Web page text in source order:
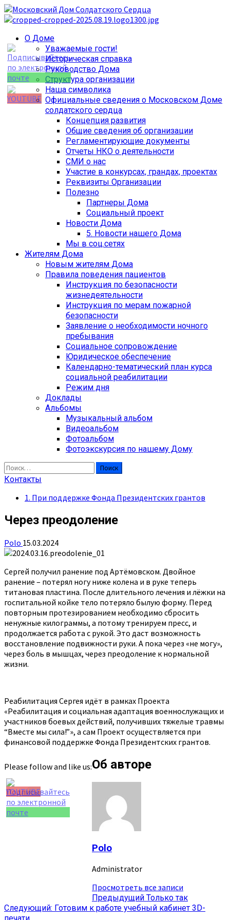
Перейти
к
Основное
меню
О Доме
Уважаемые гости!
Историческая справка
Руководство Дома
Структура организации
Наша символика
Официальные сведения о Московском Доме
солдатского сердца
Концепция развития
Общие сведения об организации
Регламентирующие документы
Отчеты НКО о деятельности
СМИ о нас
Участие в конкурсах, грандах, проектах
Реквизиты Организации
Полезно
Партнеры Дома
Социальный проект
Новости Дома
5. Новости нашего Дома
Мы в соц.сетях
Жителям Дома
Новым жителям Дома
Правила поведения пациентов
Инструкция по безопасности
жизнедеятельности
Инструкция по мерам пожарной
безопасности
Заявление о необходимости ночного
пребывания
Социальное сопровождение
Юридическое обеспечение
Календарно-тематический план курса
социальной реабилитации
Режим дня
Доклады
Альбомы
Музыкальный альбом
Видеоальбом
Фотоальбом
Фотоэкскурсия по нашему Дому
Найти:
Контакты
1. При поддержке Фонда Президентских грантов
Через преодоление
Polo 15.03.2024
Сергей получил ранение под Артёмовском. Двойное
ранение – потерял ногу ниже колена и в руке теперь
титановая пластина. После длительного лечения и лёжки на
госпитальной койке тело потеряло былую форму. Перед
повторным протезированием необходимо сбросить
ненужные килограммы, а потому тренируем пресс, и
продолжается работа с рукой. Это даст возможность
восстановление подвижности руки. А пока через «не могу»,
через боль в мышцах, через преодоление к нормальной
жизни.
Реабилитация Сергея идёт в рамках Проекта
«Реабилитация и социальная адаптация военнослужащих и
участников боевых действий, получивших тяжелые травмы
“Вместе мы сила!”», а сам Проект осуществляется при
финансовой поддержке Фонда Президентских грантов.
Please follow and like us:
Set Youtube
Об авторе
Polo
Administrator
Просмотреть все записи
записи
Предыдущий Только так
Следующий: Готовим к работе учебный кабинет 3D-